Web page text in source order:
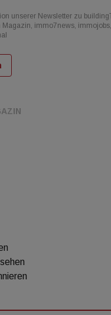
unserer Newsletter zu
immo7news,